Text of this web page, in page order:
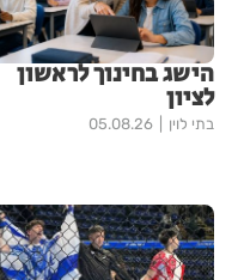
הישג בחינוך לראשון
לציון
בתי לוין 05.08.26